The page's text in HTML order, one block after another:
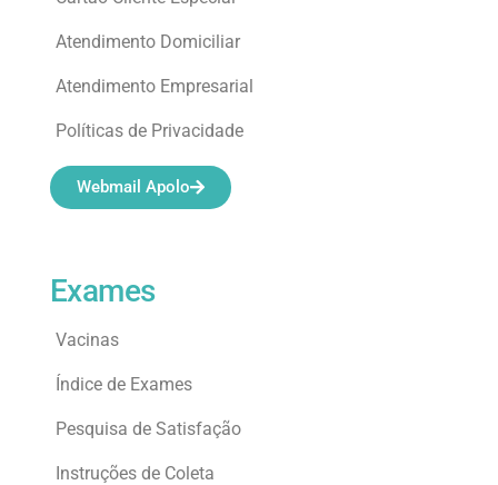
Exames
Vacinas
Índice de Exames
Pesquisa de Satisfação
Instruções de Coleta
Atendimento Domiciliar
Atendimento Empresarial
Políticas de Privacidade
Webmail Apolo